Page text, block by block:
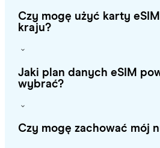
Czy mogę użyć karty
kraju?
Jaki plan danych eSIM
wybrać?
Czy mogę zachować mój